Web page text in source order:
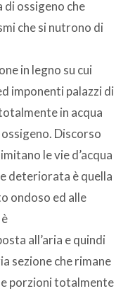
di ossigeno che
che si nutrono di
in legno su cui
imponenti palazzi di
in acqua
Discorso
le vie d’acqua
deteriorata è quella
ondoso ed alle
all’aria e quindi
sezione che rimane
porzioni totalmente